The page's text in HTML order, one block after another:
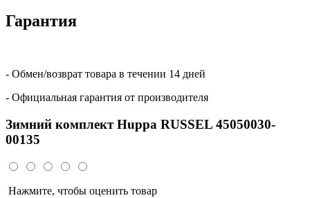
Гарантия
- Обмен/возврат товара в течении 14 дней
- Официальная гарантия от производителя
Зимний комплект Huppa RUSSEL 45050030-
00135
Нажмите, чтобы оценить товар